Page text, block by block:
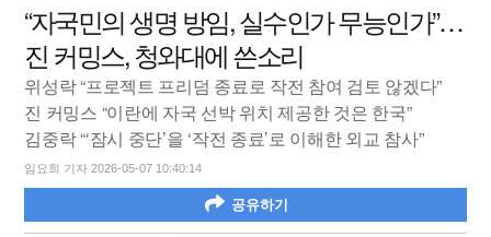
“자국민의 생명 방임, 실수인가 무능인가”…
진 커밍스, 청와대에 쓴소리
위성락 “프로젝트 프리덤 종료로 작전 참여 검토 않겠다”
진 커밍스 “이란에 자국 선박 위치 제공한 것은 한국”
김중락 “‘잠시 중단’을 ‘작전 종료’로 이해한 외교 참사”
임요희 기자 2026-05-07 10:40:14
공유하기